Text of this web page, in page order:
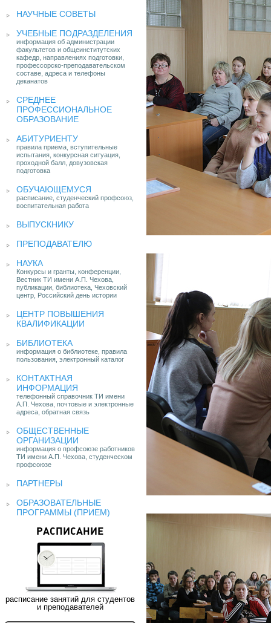
НАУЧНЫЕ СОВЕТЫ
УЧЕБНЫЕ ПОДРАЗДЕЛЕНИЯ
информация об администрации
факультетов и общеинститутских
кафедр, направлениях подготовки,
профессорско-преподавательском
составе, адреса и телефоны
деканатов
СРЕДНЕЕ
ПРОФЕССИОНАЛЬНОЕ
ОБРАЗОВАНИЕ
АБИТУРИЕНТУ
правила приема, вступительные
испытания, конкурсная ситуация,
проходной балл, довузовская
подготовка
ОБУЧАЮЩЕМУСЯ
расписание, студенческий профсоюз,
воспитательная работа
ВЫПУСКНИКУ
ПРЕПОДАВАТЕЛЮ
НАУКА
Конкурсы и гранты, конференции,
Вестник ТИ имени А.П. Чехова,
публикации, библиотека, Чеховский
центр, Российский день истории
ЦЕНТР ПОВЫШЕНИЯ
КВАЛИФИКАЦИИ
БИБЛИОТЕКА
информация о библиотеке, правила
пользования, электронный каталог
КОНТАКТНАЯ
ИНФОРМАЦИЯ
телефонный справочник ТИ имени
А.П. Чехова, почтовые и электронные
адреса, обратная связь
ОБЩЕСТВЕННЫЕ
ОРГАНИЗАЦИИ
информация о профсоюзе работников
ТИ имени А.П. Чехова, студенческом
профсоюзе
ПАРТНЕРЫ
ОБРАЗОВАТЕЛЬНЫЕ
ПРОГРАММЫ (ПРИЕМ)
РАСПИСАНИЕ
расписание занятий для студентов
и преподавателей